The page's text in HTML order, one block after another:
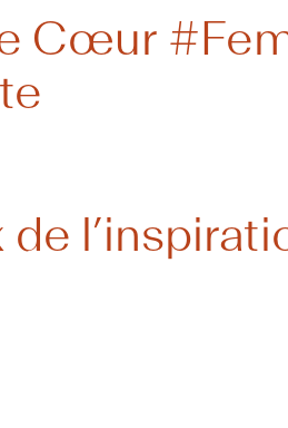
Cœur